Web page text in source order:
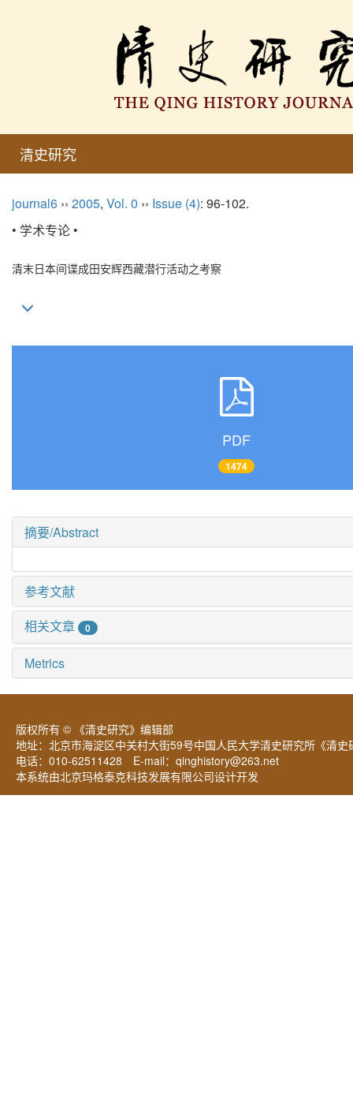
清史研究
journal6 ›› 2005, Vol. 0 ›› Issue (4): 96-102.
• 学术专论 •
清末日本间谍成田安辉西藏潜行活动之考察
PDF
1474
摘要/Abstract
参考文献
相关文章
0
Metrics
版权所有 © 《清史研究》编辑部
地址：北京市海淀区中关村大街59号中国人民大学清史研究所《
电话：010-62511428 E-mail： qinghistory@263.net
本系统由北京玛格泰克科技发展有限公司设计开发